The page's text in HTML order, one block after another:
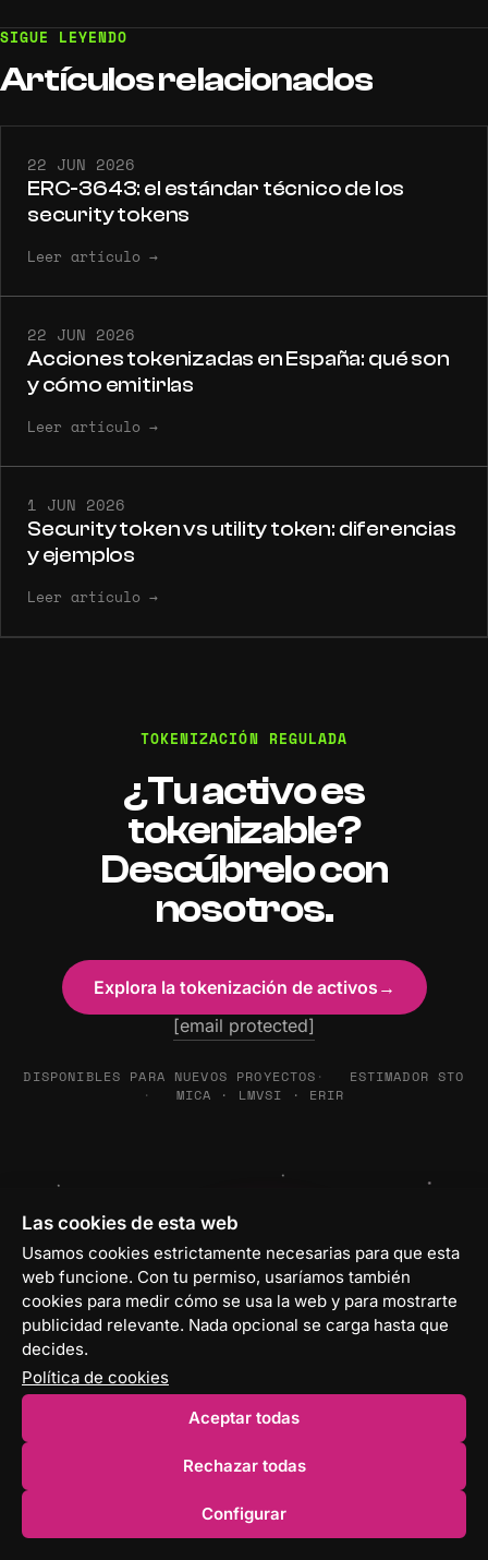
SIGUE LEYENDO
Artículosrelacionados
22 JUN 2026
ERC-3643: el estándar técnico de los
security tokens
Leer artículo →
22 JUN 2026
Acciones tokenizadas en España: qué son
y cómo emitirlas
Leer artículo →
1 JUN 2026
Security token vs utility token: diferencias
y ejemplos
Leer artículo →
TOKENIZACIÓN REGULADA
¿Tu activo es
tokenizable?
Descúbrelo con
nosotros.
Explora la tokenización de activos →
[email protected]
DISPONIBLES PARA NUEVOS PROYECTOS
ESTIMADOR STO
MICA · LMVSI · ERIR
UNKNOWN.GRAVITY
Las cookies de esta web
Usamos cookies estrictamente necesarias para que esta
web funcione. Con tu permiso, usaríamos también
cookies para medir cómo se usa la web y para mostrarte
publicidad relevante. Nada opcional se carga hasta que
decides.
Política de cookies
Aceptar todas
Rechazar todas
Configurar